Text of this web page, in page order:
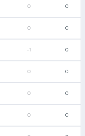
0 0
0 0
-1 0
0 0
0 0
0 0